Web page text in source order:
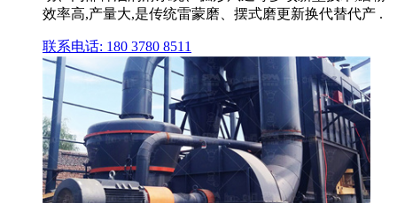
效率高,产量大,是传统雷蒙磨、摆式磨更新换代替代产 .
联系电话: 180 3780 8511